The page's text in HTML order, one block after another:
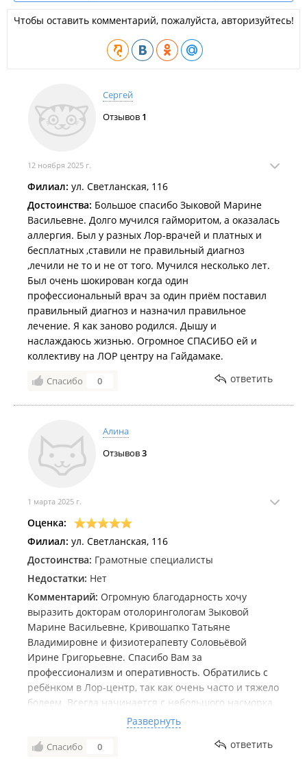
Чтобы оставить комментарий, пожалуйста, авторизуйтесь!
Сергей
Отзывов 1
12 ноября 2025 г.
Филиал: ул. Светланская, 116
Достоинства: Большое спасибо Зыковой Марине
Васильевне. Долго мучился гайморитом, а оказалась
аллергия. Был у разных Лор-врачей и платных и
бесплатных ,ставили не правильный диагноз
,лечили не то и не от того. Мучился несколько лет.
Был очень шокирован когда один
профессиональный врач за один приём поставил
правильный диагноз и назначил правильное
лечение. Я как заново родился. Дышу и
наслаждаюсь жизнью. Огромное СПАСИБО ей и
коллективу на ЛОР центру на Гайдамаке.
Спасибо 0 ответить
Алина
Отзывов3
1 марта 2025 г.
Оценка:
Филиал: ул. Светланская, 116
Достоинства: Грамотные специалисты
Недостатки: Нет
Комментарий: Огромную благодарность хочу
выразить докторам отолорингологам Зыковой
Марине Васильевне, Кривошапко Татьяне
Владимировне и физиотерапевту Соловьёвой
Ирине Григорьевне. Спасибо Вам за
профессионализм и оперативность. Обратились с
ребёнком в Лор-центр, так как очень часто и тяжело
болеем. Всегда начинается с небольшого насморка.
На первом приёме ребёнку поставили диагноз,
расписали лечение, сделали промывание носа.
Далее отправили на физиопроцедуры. В первый же
Развернуть
Спасибо 0 ответить